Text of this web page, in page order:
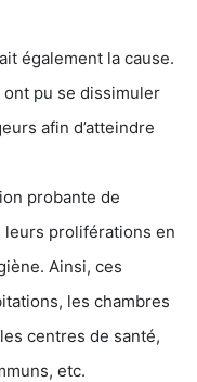
également la cause.
pu se dissimuler
afin d’atteindre
probante de
proliférations en
Ainsi, ces
les chambres
centres de santé,
etc.